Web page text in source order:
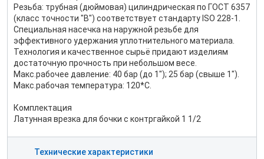
Резьба: трубная (дюймовая) цилиндрическая по ГОСТ 6357
(класс точности "В") соответствует стандарту ISO 228-1.
Специальная насечка на наружной резьбе для
эффективного удержания уплотнительного материала.
Технология и качественное сырьё придают изделиям
достаточную прочность при небольшом весе.
Макс.рабочее давление: 40 бар (до 1"); 25 бар (свыше 1").
Макс.рабочая температура: 120*С.
Комплектация
Латунная врезка для бочки с контргайкой 1 1/2
Технические характеристики